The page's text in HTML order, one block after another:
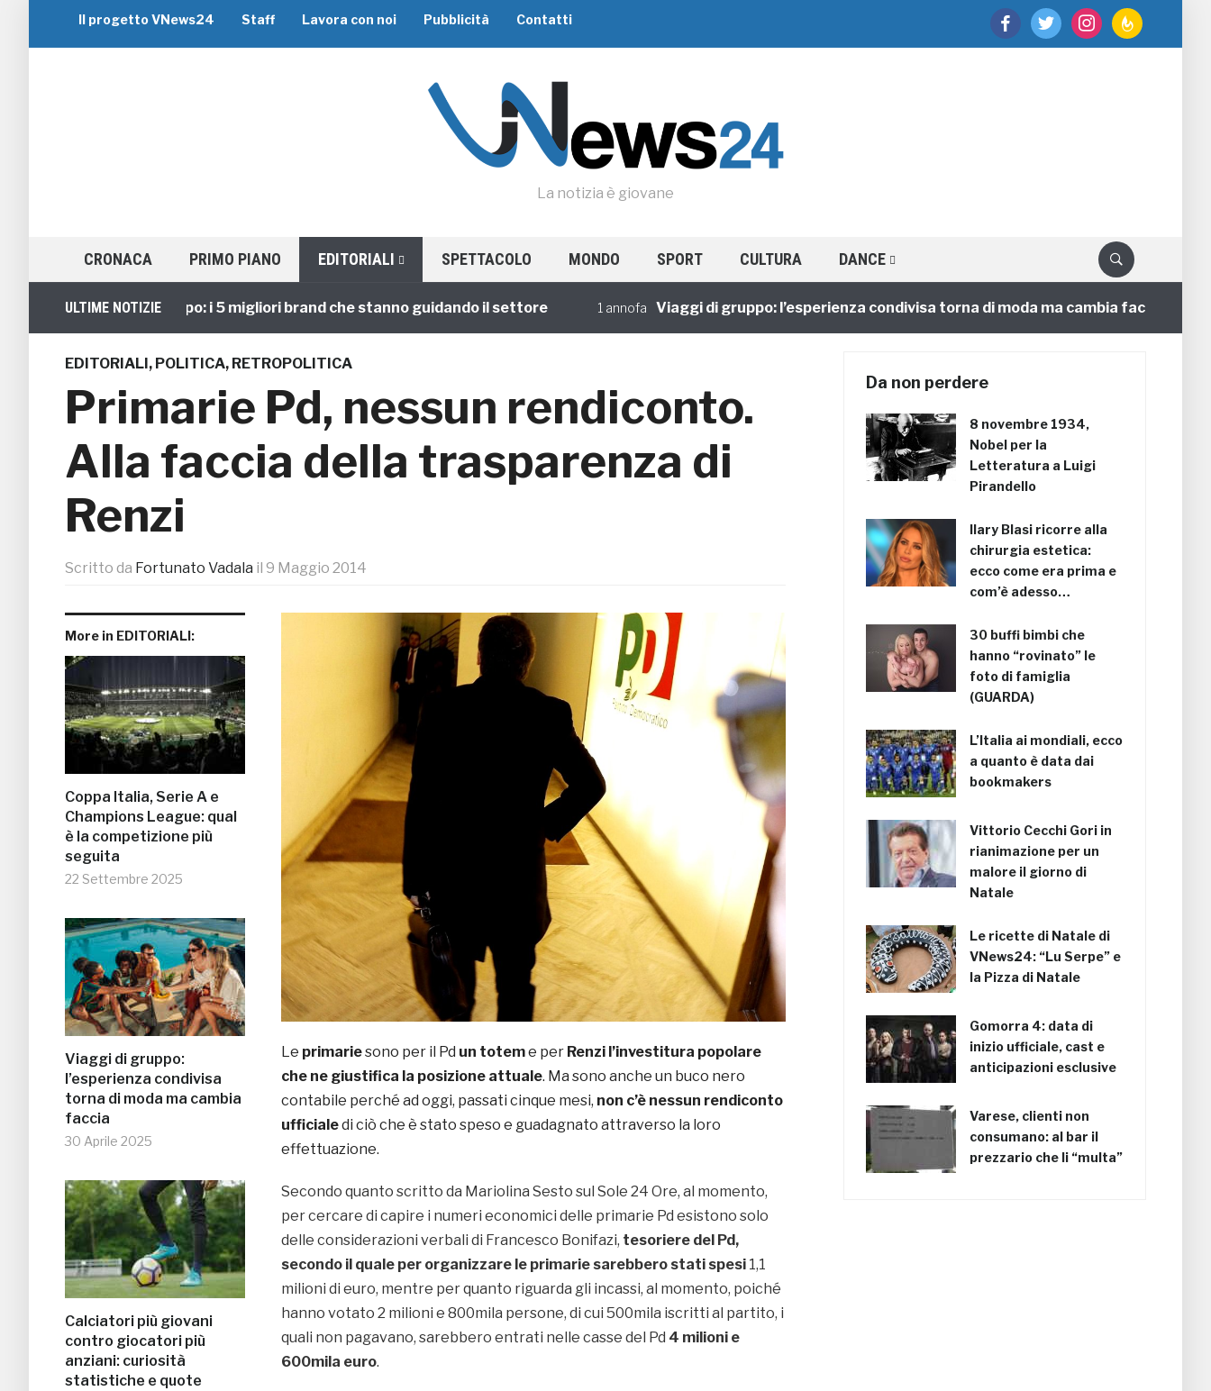
facebooktwitter instagramfeedburner
Il progetto VNews24 Staff Lavora con noi Pubblicità Contatti
La notizia è giovane
CRONACA PRIMO PIANO EDITORIALI SPETTACOLO MONDO SPORT CULTURA DANCE
ULTIME NOTIZIE
Viaggi di Gruppo: i 5 migliori brand che stanno guidando il settore 1 annofa Viaggi di gruppo: l’esperienza condivisa torna di moda ma cambia faccia
EDITORIALI, POLITICA, RETROPOLITICA
Primarie Pd, nessun rendiconto.
Alla faccia della trasparenza di
Renzi
Scritto da Fortunato Vadala il 9 Maggio 2014
More in EDITORIALI:
Coppa Italia, Serie A e
Champions League: qual
è la competizione più
seguita
22 Settembre 2025
Viaggi di gruppo:
l’esperienza condivisa
torna di moda ma cambia
faccia
30 Aprile 2025
Calciatori più giovani
contro giocatori più
anziani: curiosità
statistiche e quote
Le primariesono per il Pd un toteme per Renzi l’investitura popolare
che ne giustifica la posizione attuale. Ma sono anche un buco nero
contabile perché ad oggi, passati cinque mesi, non c’è nessun rendiconto
ufficialedi ciò che è stato speso e guadagnato attraverso la loro
effettuazione.
Secondo quanto scritto da Mariolina Sesto sul Sole 24 Ore, al momento,
per cercare di capire i numeri economici delle primarie Pd esistono solo
delle considerazioni verbali di Francesco Bonifazi, tesoriere del Pd,
secondo il quale per organizzare le primarie sarebbero stati spesi 1,1
milioni di euro, mentre per quanto riguarda gli incassi, al momento, poiché
hanno votato 2 milioni e 800mila persone, di cui 500mila iscritti al partito, i
quali non pagavano, sarebbero entrati nelle casse del Pd 4 milioni e
600mila euro.
Da non perdere
8 novembre 1934,
Nobel per la
Letteratura a Luigi
Pirandello
Ilary Blasi ricorre alla
chirurgia estetica:
ecco come era prima e
com’è adesso…
30 buffi bimbi che
hanno “rovinato” le
foto di famiglia
(GUARDA)
L’Italia ai mondiali, ecco
a quanto è data dai
bookmakers
Vittorio Cecchi Gori in
rianimazione per un
malore il giorno di
Natale
Le ricette di Natale di
VNews24: “Lu Serpe” e
la Pizza di Natale
Gomorra 4: data di
inizio ufficiale, cast e
anticipazioni esclusive
Varese, clienti non
consumano: al bar il
prezzario che li “multa”